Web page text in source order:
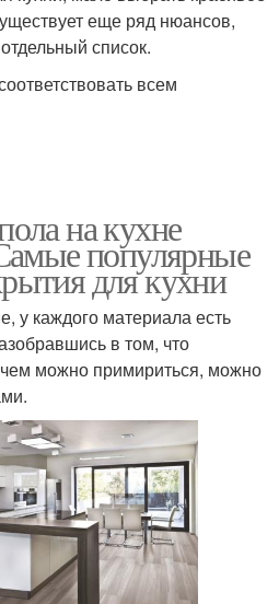
еще ряд нюансов,
список.
всем
на кухне
популярные
для кухни
у каждого материала есть
в том, что
чем можно примириться, можно